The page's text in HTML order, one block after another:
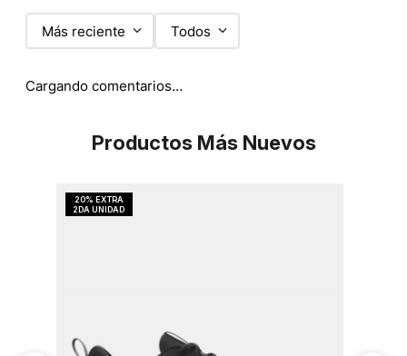
Más reciente Todos
Cargando comentarios…
Productos Más Nuevos